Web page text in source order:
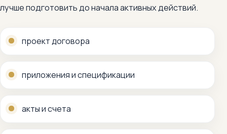
лучше подготовить до начала активных действий.
проект договора
приложения и спецификации
акты и счета